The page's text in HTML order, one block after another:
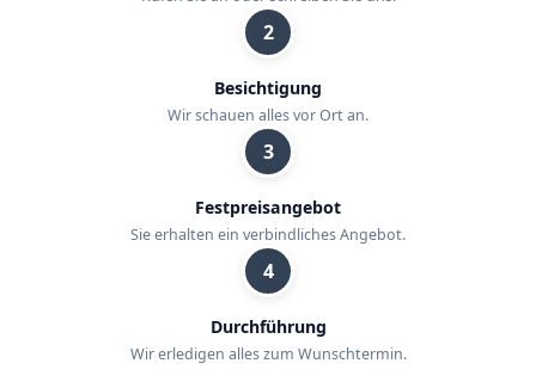
2
Besichtigung
Wir schauen alles vor Ort an.
3
Festpreisangebot
Sie erhalten ein verbindliches Angebot.
4
Durchführung
Wir erledigen alles zum Wunschtermin.